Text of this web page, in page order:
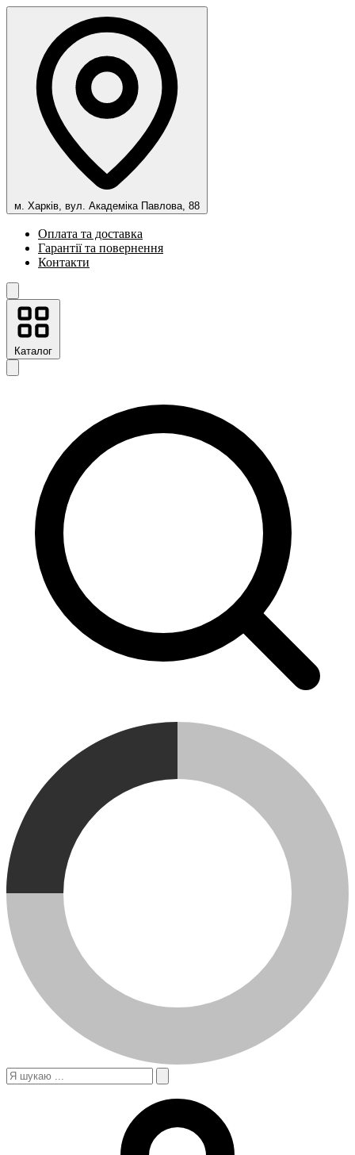
м. Харків, вул. Академіка Павлова, 88
Оплата та доставка
Гарантії та повернення
Контакти
Каталог